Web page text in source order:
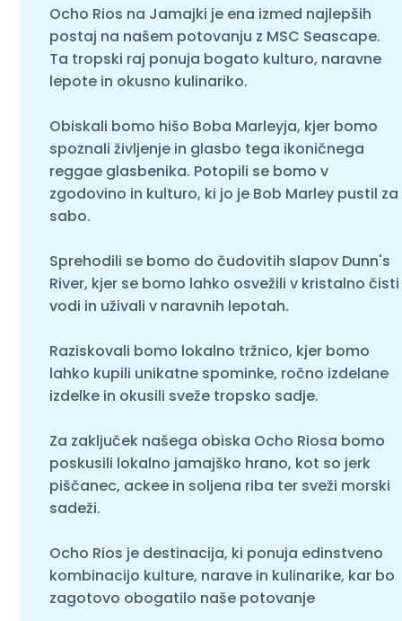
Ocho Rios na Jamajki je ena izmed najlepših
postaj na našem potovanju z MSC Seascape.
Ta tropski raj ponuja bogato kulturo, naravne
lepote in okusno kulinariko.
Obiskali bomo hišo Boba Marleyja, kjer bomo
spoznali življenje in glasbo tega ikoničnega
reggae glasbenika. Potopili se bomo v
zgodovino in kulturo, ki jo je Bob Marley pustil za
sabo.
Sprehodili se bomo do čudovitih slapov Dunn's
River, kjer se bomo lahko osvežili v kristalno čisti
vodi in uživali v naravnih lepotah.
Raziskovali bomo lokalno tržnico, kjer bomo
lahko kupili unikatne spominke, ročno izdelane
izdelke in okusili sveže tropsko sadje.
Za zaključek našega obiska Ocho Riosa bomo
poskusili lokalno jamajško hrano, kot so jerk
piščanec, ackee in soljena riba ter sveži morski
sadeži.
Ocho Rios je destinacija, ki ponuja edinstveno
kombinacijo kulture, narave in kulinarike, kar bo
zagotovo obogatilo naše potovanje